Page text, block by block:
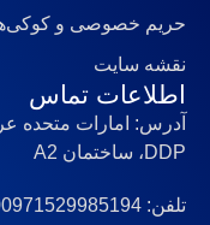
حریم خصوصی و
نقشه سایت
اطلاعات تماس
آدرس: امارات متحده
DDP، ساختمان A2
تلفن: 00971529985194